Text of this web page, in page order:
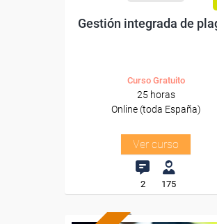
Gestión integrada de
Curso Gratuito
25 horas
Online (toda España)
Ver curso
2 175